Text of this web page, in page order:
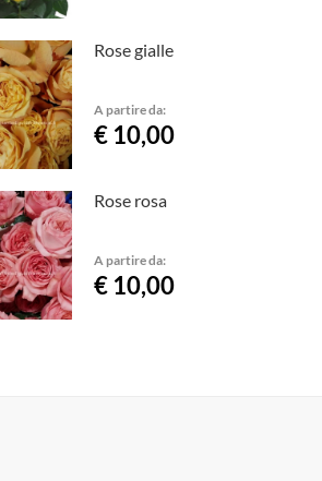
Rose gialle
A partire da:
€ 10,00
Rose rosa
A partire da:
€ 10,00